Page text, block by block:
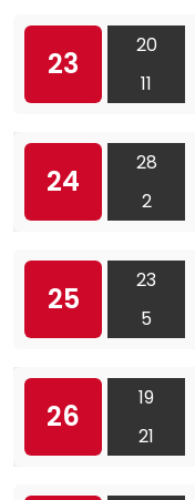
23
20
11
24
28
2
25
23
5
26
19
21